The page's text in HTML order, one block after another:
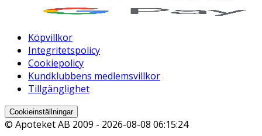
Köpvillkor
Integritetspolicy
Cookiepolicy
Kundklubbens medlemsvillkor
Tillgänglighet
Cookieinställningar
© Apoteket AB 2009 - 2026-08-08 06:15:24